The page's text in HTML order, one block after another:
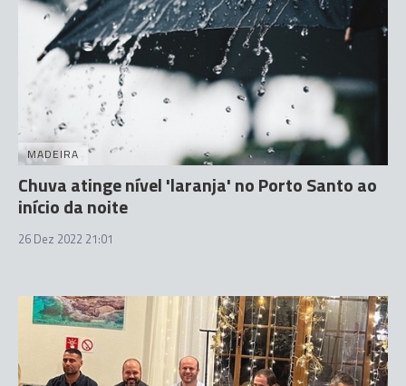
MADEIRA
Chuva atinge nível 'laranja' no Porto Santo ao
início da noite
26 Dez 2022 21:01